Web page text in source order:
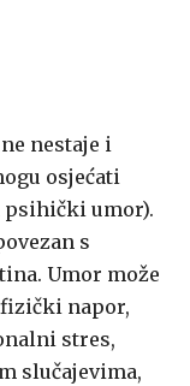
nestaje i
osjećati
umor).
s
Umor može
napor,
stres,
slučajevima,